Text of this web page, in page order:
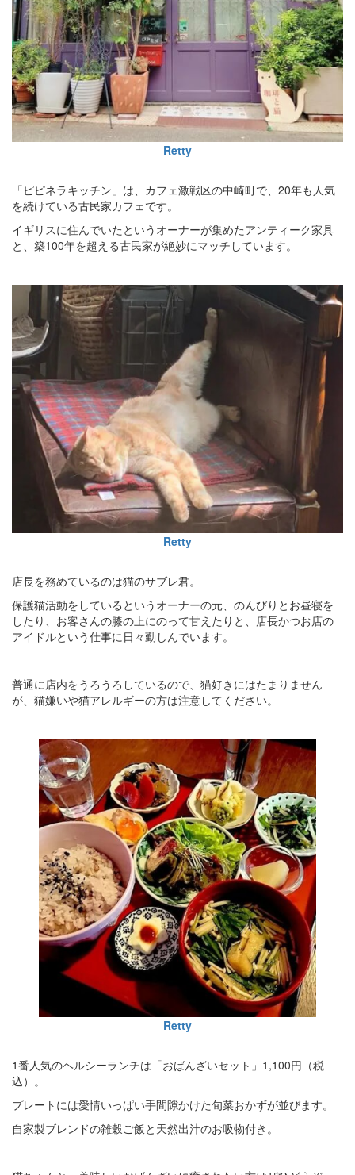
Retty
「ピピネラキッチン」は、カフェ激戦区の中崎町で、20年も人気
を続けている古民家カフェです。
イギリスに住んでいたというオーナーが集めたアンティーク家具
と、築100年を超える古民家が絶妙にマッチしています。
Retty
店長を務めているのは猫のサブレ君。
保護猫活動をしているというオーナーの元、のんびりとお昼寝を
したり、お客さんの膝の上にのって甘えたりと、店長かつお店の
アイドルという仕事に日々勤しんでいます。
普通に店内をうろうろしているので、猫好きにはたまりません
が、猫嫌いや猫アレルギーの方は注意してください。
Retty
1番人気のヘルシーランチは「おばんざいセット」1,100円（税
込）。
プレートには愛情いっぱい手間隙かけた旬菜おかずが並びます。
自家製ブレンドの雑穀ご飯と天然出汁のお吸物付き。